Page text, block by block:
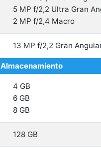
5 MP f/2,2 Ultra Gran
2 MP f/2,4 Macro
13 MP f/2,2 Gran
Almacenamiento
4 GB
6 GB
8 GB
128 GB